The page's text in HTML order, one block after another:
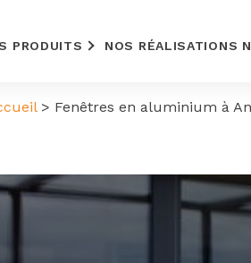
PRODUITS NOS RÉALISATIONS
> Fenêtres en aluminium à